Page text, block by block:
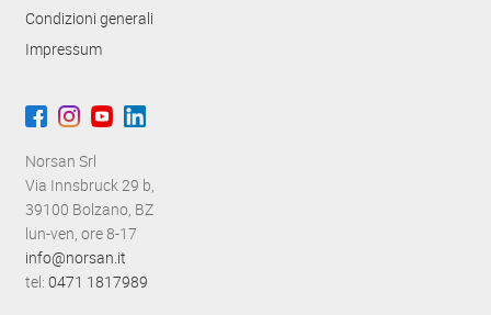
n
e
Condizioni generali
Impressum
Norsan Srl
Via Innsbruck 29 b,
39100 Bolzano, BZ
lun-ven, ore 8-17
info@norsan.it
tel: 0471 1817989